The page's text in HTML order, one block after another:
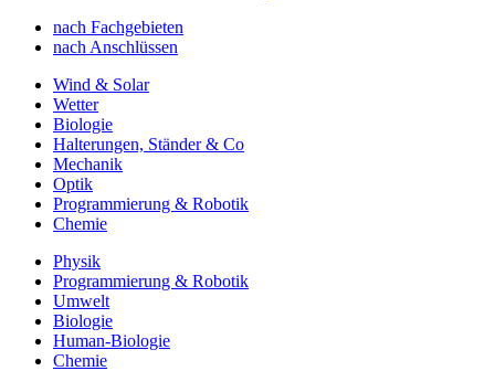
nach Fachgebieten
nach Anschlüssen
Wind & Solar
Wetter
Biologie
Halterungen, Ständer & Co
Mechanik
Optik
Programmierung & Robotik
Chemie
Physik
Programmierung & Robotik
Umwelt
Biologie
Human-Biologie
Chemie